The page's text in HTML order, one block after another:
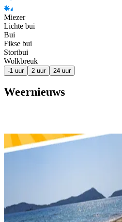
Miezer
Lichte bui
Bui
Fikse bui
Stortbui
Wolkbreuk
-1 uur 2 uur 24 uur
Weernieuws